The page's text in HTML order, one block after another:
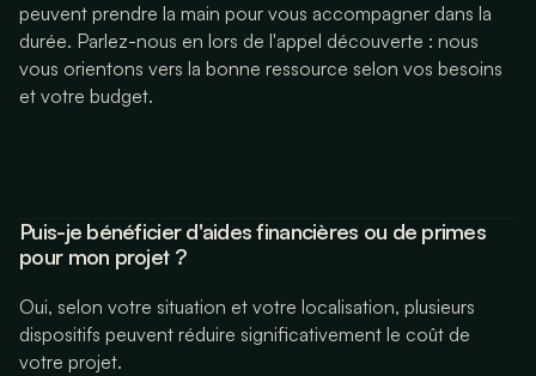
peuvent prendre la main pour vous accompagner dans la
durée. Parlez-nous en lors de l'appel découverte : nous
vous orientons vers la bonne ressource selon vos besoins
et votre budget.
Puis-je bénéficier d'aides financières ou de primes
pour mon projet ?
Oui, selon votre situation et votre localisation, plusieurs
dispositifs peuvent réduire significativement le coût de
votre projet.